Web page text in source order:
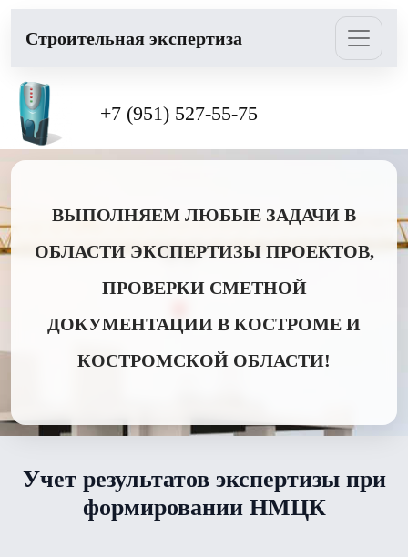
Cтроительная экспертиза
+7 (951) 527-55-75
ВЫПОЛНЯЕМ ЛЮБЫЕ ЗАДАЧИ В
ОБЛАСТИ ЭКСПЕРТИЗЫ ПРОЕКТОВ,
ПРОВЕРКИ СМЕТНОЙ
ДОКУМЕНТАЦИИ В КОСТРОМЕ И
КОСТРОМСКОЙ ОБЛАСТИ!
Учет результатов экспертизы при
формировании НМЦК